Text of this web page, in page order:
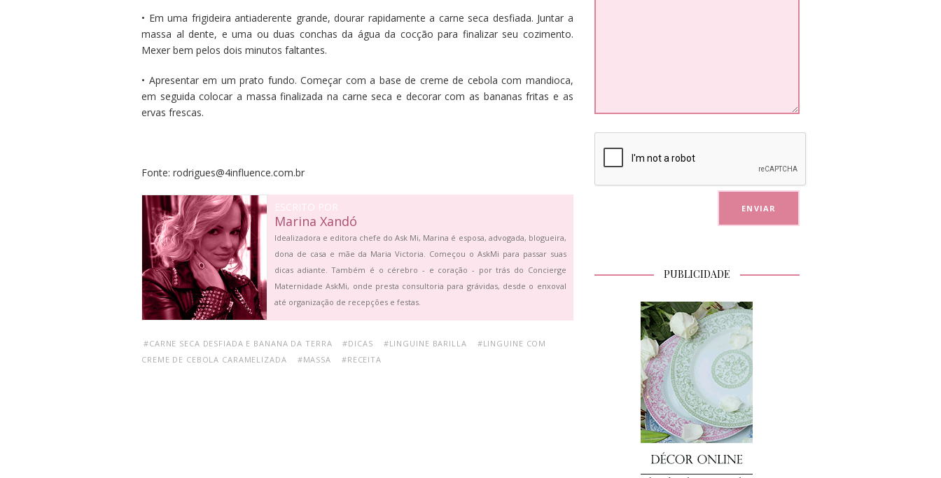
• Em uma frigideira antiaderente grande, dourar rapidamente a carne seca desfiada. Juntar a
massa al dente, e uma ou duas conchas da água da cocção para finalizar seu cozimento.
Mexer bem pelos dois minutos faltantes.
• Apresentar em um prato fundo. Começar com a base de creme de cebola com mandioca,
em seguida colocar a massa finalizada na carne seca e decorar com as bananas fritas e as
ervas frescas.
Fonte: rodrigues@4influence.com.br
ESCRITO POR
Marina Xandó
Idealizadora e editora chefe do Ask Mi, Marina é esposa, advogada, blogueira,
dona de casa e mãe da Maria Victoria. Começou o AskMi para passar suas
dicas adiante. Também é o cérebro - e coração - por trás do Concierge
Maternidade AskMi, onde presta consultoria para grávidas, desde o enxoval
até organização de recepções e festas.
#CARNE SECA DESFIADA E BANANA DA TERRA #DICAS #LINGUINE BARILLA
#LINGUINE COM
CREME DE CEBOLA CARAMELIZADA
#MASSA #RECEITA
PUBLICIDADE